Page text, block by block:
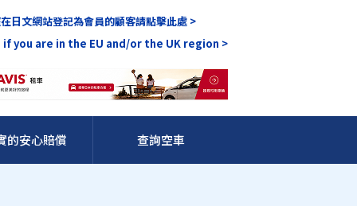
日文網站登記為會員的顧客請點擊此處 >
you are in the EU and/or the UK region >
的安心賠償 查詢空車